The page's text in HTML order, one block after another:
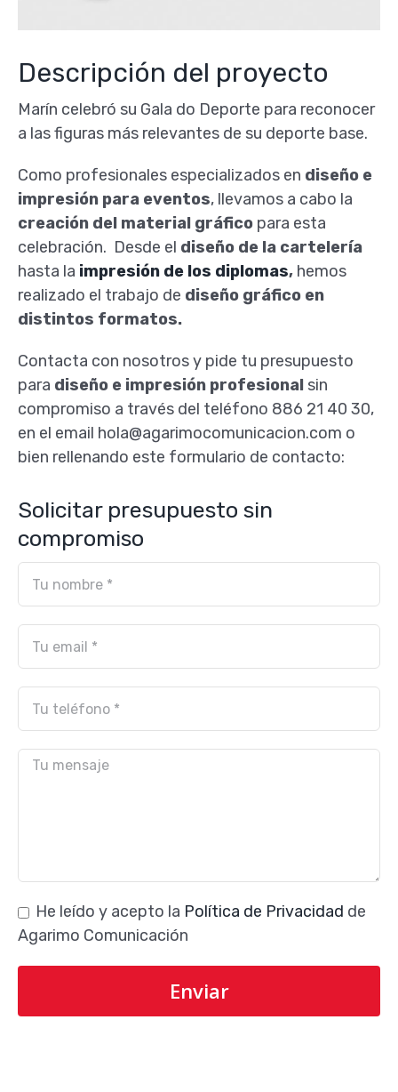
Descripción del proyecto
Marín celebró su Gala do Deporte para reconocer
a las figuras más relevantes de su deporte base.
Como profesionales especializados en diseño e
impresión para eventos, llevamos a cabo la
creación del material gráficopara esta
celebración. Desde el diseño de la cartelería
hasta la impresión de los diplomas, hemos
realizado el trabajo de diseño gráfico en
distintos formatos.
Contacta con nosotros y pide tu presupuesto
para diseño e impresión profesional sin
compromiso a través del teléfono 886 21 40 30,
en el email hola@agarimocomunicacion.com o
bien rellenando este formulario de contacto:
Solicitar presupuesto sin
compromiso
He leído y acepto la Política de Privacidad de
Agarimo Comunicación